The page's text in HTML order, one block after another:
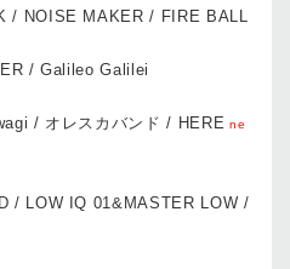
/ NOISE MAKER / FIRE BALL
/ Galileo Galilei
/ オレスカバンド / HERE ne
/ LOW IQ 01&MASTER LOW /